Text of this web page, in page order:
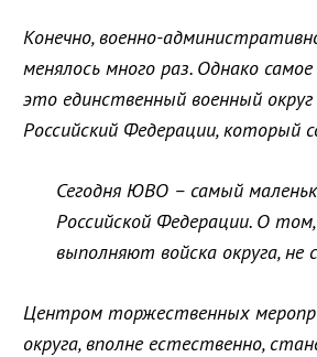
Конечно, военно-
менялось много раз. Однако
это единственный военный
Российский Федерации, который
Сегодня ЮВО – самый
Российской Федерации. О
выполняют войска округа,
Центром торжественных
округа, вполне естественно,